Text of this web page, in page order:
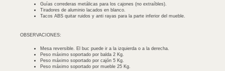
Guías correderas metálicas para los cajones (no extraíbles).
Tiradores de aluminio lacados en blanco.
Tacos ABS quitar ruidos y anti rayas para la parte inferior del mueble.
OBSERVACIONES:
Mesa reversible. El buc puede ir a la izquierda o a la derecha.
Peso máximo soportado por balda 2 Kg.
Peso máximo soportado por cajón 5 Kg.
Peso máximo soportado por mueble 25 Kg.